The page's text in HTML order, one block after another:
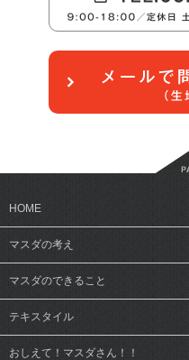
HOME
マスダの考え
マスダのできること
テキスタイル
おしえて！マスダさん！！